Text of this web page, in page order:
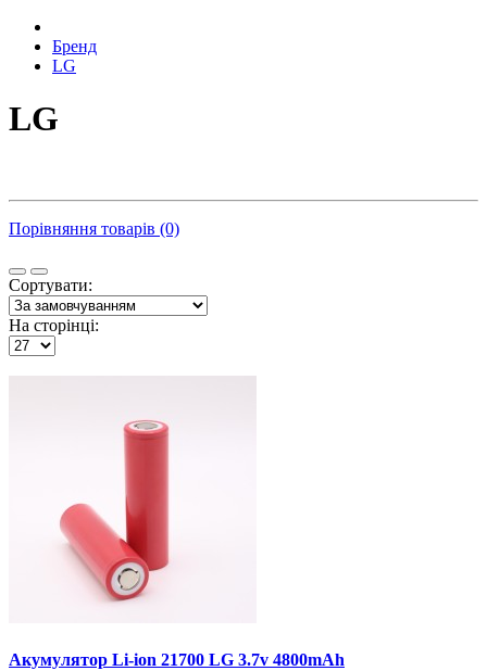
Бренд
LG
LG
Порівняння товарів (0)
Сортувати:
На сторінці:
Акумулятор Li-ion 21700 LG 3.7v 4800mAh